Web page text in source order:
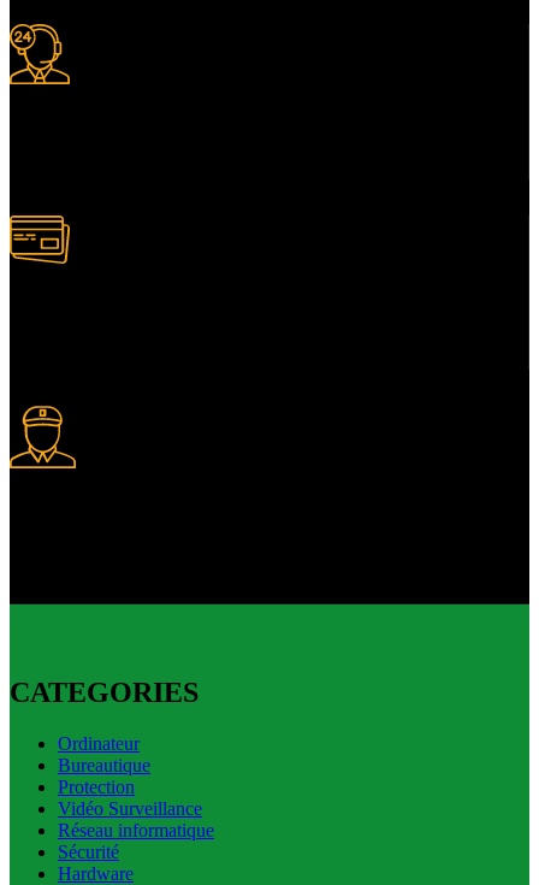
CATEGORIES
Ordinateur
Bureautique
Protection
Vidéo Surveillance
Réseau informatique
Sécurité
Hardware